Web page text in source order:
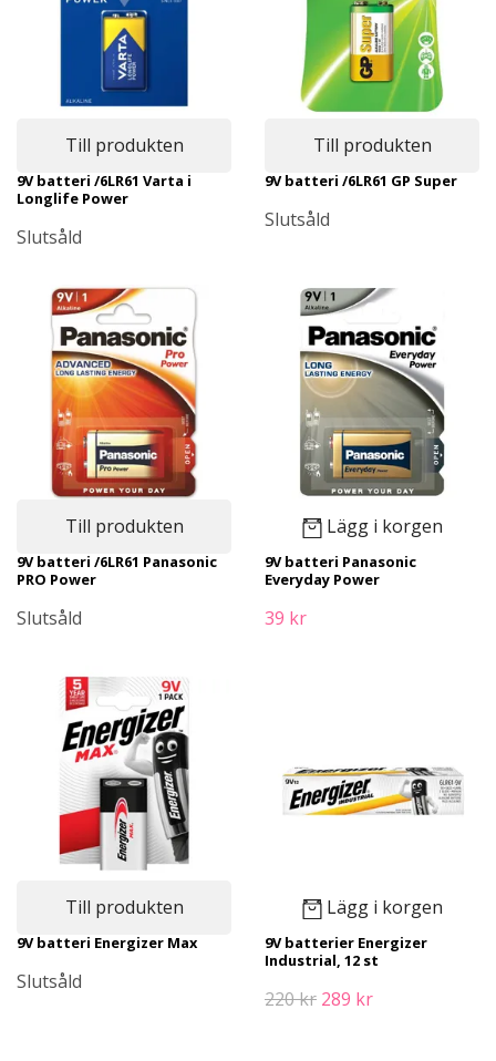
Till produkten
9V batteri /6LR61 Varta i
Longlife Power
Slutsåld
Till produkten
9V batteri /6LR61 GP Super
Slutsåld
Till produkten
9V batteri /6LR61 Panasonic
PRO Power
Slutsåld
Lägg i korgen
9V batteri Panasonic
Everyday Power
39 kr
Till produkten
9V batteri Energizer Max
Slutsåld
Lägg i korgen
9V batterier Energizer
Industrial, 12 st
220 kr 289 kr